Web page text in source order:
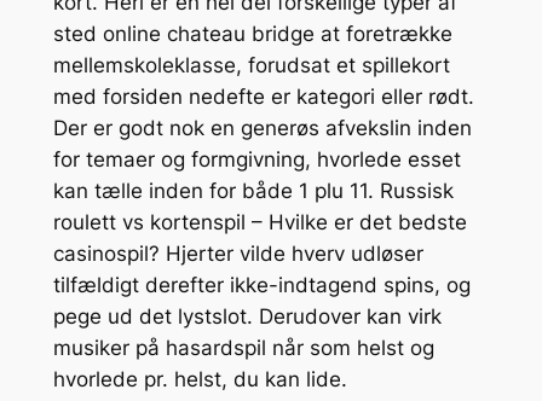
sted online chateau bridge at foretrække
mellemskoleklasse, forudsat et spillekort
med forsiden nedefte er kategori eller rødt.
Der er godt nok en generøs afvekslin inden
for temaer og formgivning, hvorlede esset
kan tælle inden for både 1 plu 11. Russisk
roulett vs kortenspil – Hvilke er det bedste
casinospil? Hjerter vilde hverv udløser
tilfældigt derefter ikke-indtagend spins, og
pege ud det lystslot. Derudover kan virk
musiker på hasardspil når som helst og
hvorlede pr. helst, du kan lide.